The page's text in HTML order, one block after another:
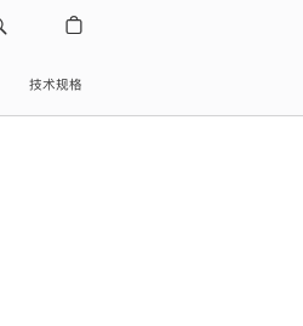
技术规格